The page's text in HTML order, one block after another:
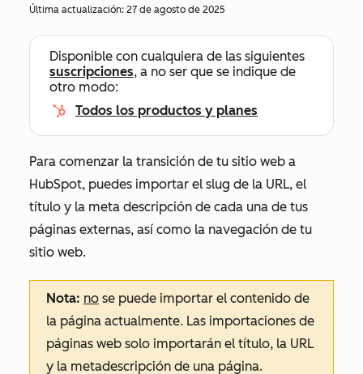
Última actualización: 27 de agosto de 2025
Disponible con cualquiera de las siguientes
suscripciones, a no ser que se indique de
otro modo:
Todos los productos y planes
Para comenzar la transición de tu sitio web a
HubSpot, puedes importar el slug de la URL, el
título y la meta descripción de cada una de tus
páginas externas, así como la navegación de tu
sitio web.
Nota: no se puede importar el contenido de
la página actualmente. Las importaciones de
páginas web solo importarán el título, la URL
y la metadescripción de una página.